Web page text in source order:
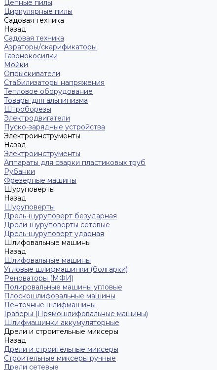
Цепные пилы
Циркулярные пилы
Садовая техника
Назад
Садовая техника
Аэраторы/скарификаторы
Газонокосилки
Мойки
Опрыскиватели
Стабилизаторы напряжения
Тепловое оборудование
Товары для альпинизма
Штроборезы
Электродвигатели
Пуско-зарядные устройства
Электроинструменты
Назад
Электроинструменты
Аппараты для сварки пластиковых труб
Рубанки
Фрезерные машины
Шуруповерты
Назад
Шуруповерты
Дрель-шуруповерт безударная
Дрели-шуруповерты сетевые
Дрель-шуруповерт ударная
Шлифовальные машины
Назад
Шлифовальные машины
Угловые шлифмашинки (болгарки)
Реноваторы (МФИ)
Полировальные машины угловые
Плоскошлифовальные машины
Ленточные шлифмашины
Граверы (Прямошлифовальные машины)
Шлифмашинки аккумуляторные
Дрели и строительные миксеры
Назад
Дрели и строительные миксеры
Строительные миксеры ручные
Дрели сетевые